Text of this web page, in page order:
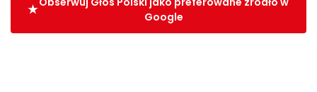
Google